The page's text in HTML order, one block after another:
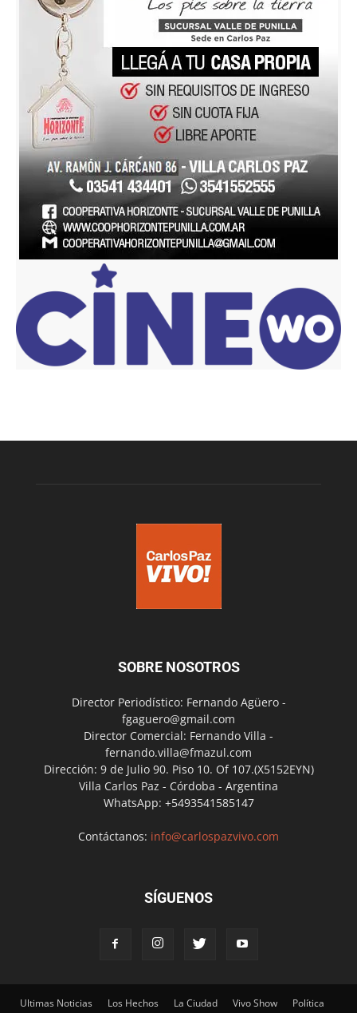
SOBRE NOSOTROS
Director Periodístico: Fernando Agüero -
fgaguero@gmail.com
Director Comercial: Fernando Villa -
fernando.villa@fmazul.com
Dirección: 9 de Julio 90. Piso 10. Of 107.(X5152EYN)
Villa Carlos Paz - Córdoba - Argentina
WhatsApp: +5493541585147
Contáctanos: info@carlospazvivo.com
SÍGUENOS
Ultimas Noticias Los Hechos La Ciudad Vivo Show Política